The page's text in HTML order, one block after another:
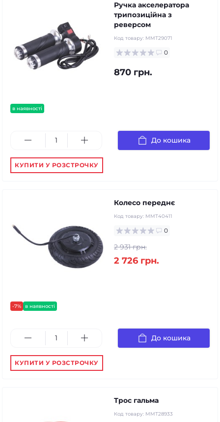
в наявності
Ручка акселератора
трипозиційна з
реверсом
Код товару: ММТ29071
0
870 грн.
До кошика
КУПИТИ У РОЗСТРОЧКУ
-7% в наявності
Колесо переднє
Код товару: ММТ40411
0
2 931 грн.
2 726 грн.
До кошика
КУПИТИ У РОЗСТРОЧКУ
Трос гальма
Код товару: ММТ28933